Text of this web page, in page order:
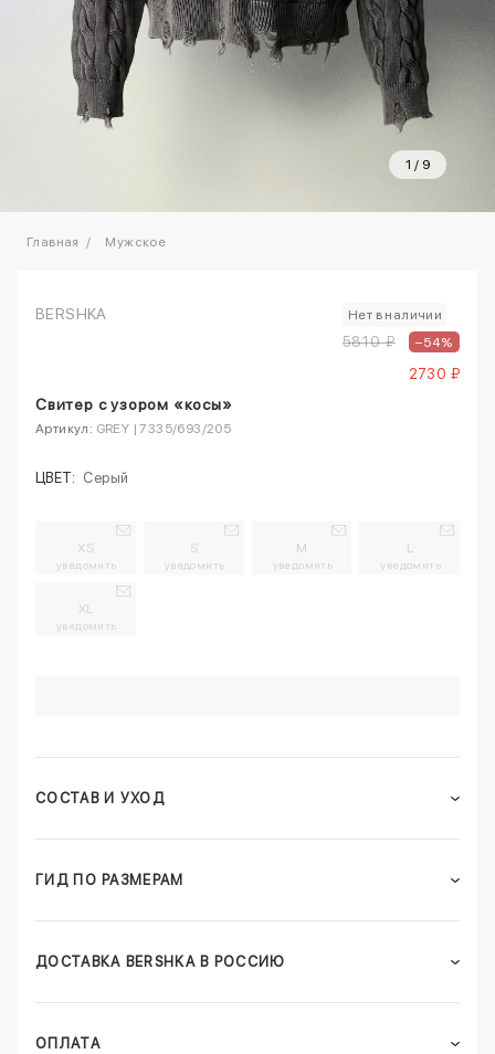
1 / 9
Главная Мужское
BERSHKA Нет в наличии
5810 ₽ –54%
2730 ₽
Свитер с узором «косы»
Артикул: GREY | 7335/693/205
ЦВЕТ: Серый
XS
уведомить
S
уведомить
M
уведомить
L
уведомить
XL
уведомить
СОСТАВ И УХОД
ГИД ПО РАЗМЕРАМ
ДОСТАВКА BERSHKA В РОССИЮ
ОПЛАТА